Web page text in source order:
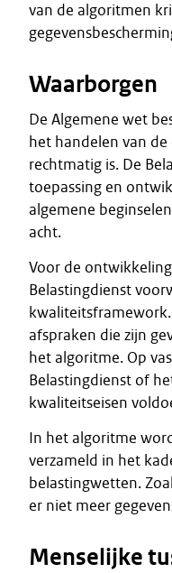
van de algoritmen
Waarborgen
De Algemene wet
het handelen van
rechtmatig is. De
toepassing en
algemene
acht.
Voor de
Belastingdienst
afspraken die zijn
het algoritme. Op
Belastingdienst of
kwaliteitseisen
In het algoritme
verzameld in het
belastingwetten.
er niet meer
Menselijke